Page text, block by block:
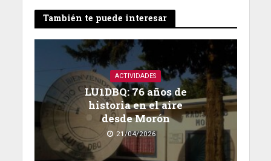
También te puede interesar
ACTIVIDADES
LU1DBQ: 76 años de
historia en el aire
desde Morón
21/04/2026